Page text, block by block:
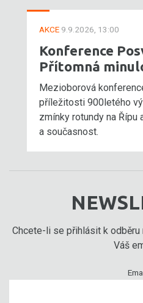
AKCE 9.9.2026, 13:00
Konference
Přítomná
Mezioborová
příležitosti 900letého
zmínky rotundy na Řípu
a současnost.
Chcete-li se přihlásit k
Váš